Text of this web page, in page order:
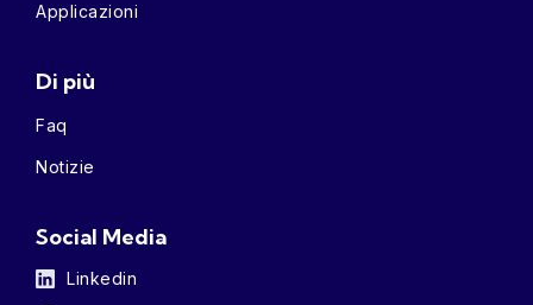
Applicazioni
Di più
Faq
Notizie
Social Media
Linkedin